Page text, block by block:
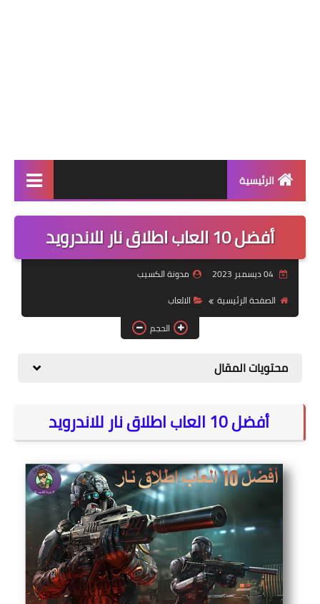
الرئيسية
الربح من الانترنت
الالعاب
التطبيقات
المواقع
أفضل 10 العاب اطلاق نار للاندرويد
04 ديسمبر 2023
مدونة الكسيب
الصفحة الرئيسية
الالعاب
الحجم
محتويات المقال
أفضل 10 العاب اطلاق نار للاندرويد